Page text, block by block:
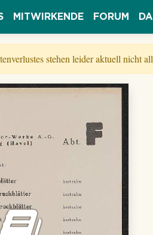
MITWIRKENDE FORUM
stehen leider aktuell